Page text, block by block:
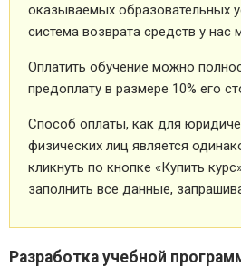
оказываемых образовательных
система возврата средств у нас
Оплатить обучение можно
предоплату в размере 10% его
Способ оплаты, как для
физических лиц является
кликнуть по кнопке «Купить
заполнить все данные,
Разработка учебной